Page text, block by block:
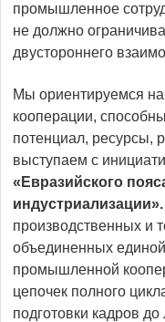
промышленное
не должно
двустороннего
Мы ориентируемся
кооперации,
потенциал, ресурсы,
выступаем с
«Евразийского
индустриализации».
производственных и
объединенных
промышленной
цепочек полного
подготовки кадров